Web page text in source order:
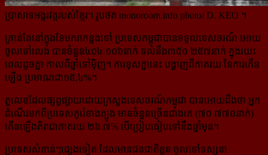
ប្រាសាទអង្គរវត្តរបស់ខ្មែរ។ រូបថត monoroom.info photo/ D. KEO ។
គ្រាន់តែនៅក្នុងខែមករាកន្លងទៅ ប្រទេសកម្ពុជាបានទទួលទេសចរណ៍ អោយ
ចូលទៅលេង បានចំនួន៤០៤ ១០៦នាក់ ទល់នឹង៣៥០ ២៥៧នាក់ ក្នុងរយះ
ពេលដូចគ្នា កាលពីឆ្នាំទៅម៉ិញ។ ការខុសគ្នានេះ បង្ហាញពីភាគរយ នៃការកើន
ឡើង ប្រមាណជា១៥,៤%។
តួលេខដែលផ្សព្វផ្សាយដោយក្រសួងទេសចរណ៍កម្ពុជា បានអោយដឹងថា អ្នក
ដំណើរមកពីប្រទេសកូរ៉េខាងត្បូង មាន​ចំនួនច្រើនជាងគេ (៧០ ៧៧០នាក់)
កើនឡើងគិតជាភាគរយ ២៦,៧% បើប្រៀបធៀបទៅនឹងឆ្នាំមុន។
ប្រទេសសំខាន់ៗផ្សេងទៀត ដែលមានជនជាតិខ្លួន ចូលទៅទស្សនា